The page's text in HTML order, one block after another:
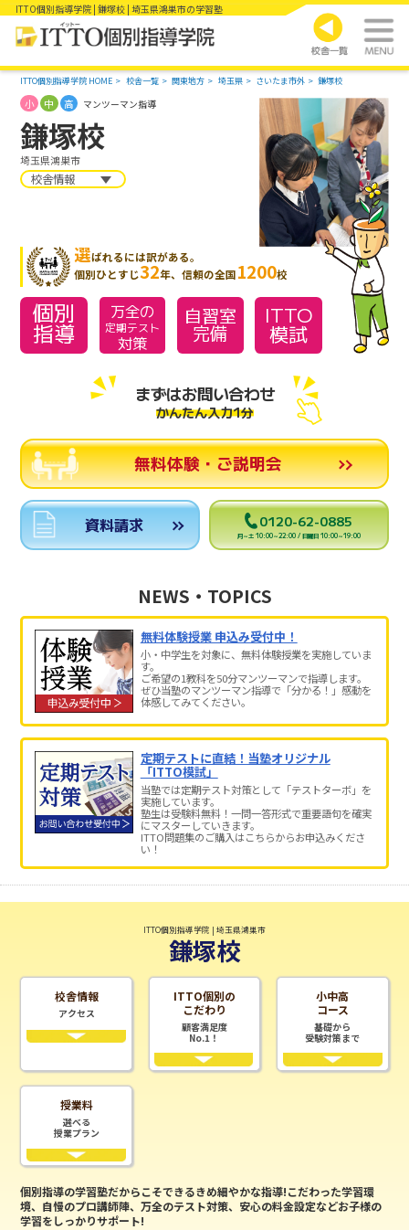
ITTO個別指導学院 | 鎌塚校 | 埼玉県鴻巣市の学習塾
ITTO個別指導学院 HOME 校舎一覧 関東地方 埼玉県 さいたま市外 鎌塚校
鎌塚校
埼玉県鴻巣市
小 中 高 マンツーマン指導
校舎情報
選ばれるには訳がある。
個別ひとすじ32年、信頼の全国1200校
個別
指導
万全の
定期テスト
対策
自習室
完備
ITTO
模試
まずはお問い合わせ
かんたん入力1分
無料体験・ご説明会
資料請求 0120-62-0885
月～土 10:00～22:00 / 日曜日 10:00～19:00
NEWS・TOPICS
無料体験授業 申込み受付中！
小・中学生を対象に、無料体験授業を実施していま
す。
ご希望の1教科を50分マンツーマンで指導します。
ぜひ当塾のマンツーマン指導で「分かる！」感動を
体感してみてください。
定期テストに直結！当塾オリジナル
「ITTO模試」
当塾では定期テスト対策として「テストターボ」を
実施しています。
塾生は受験料無料！一問一答形式で重要語句を確実
にマスターしていきます。
ITTO問題集のご購入はこちらからお申込みくださ
い！
ITTO個別指導学院 | 埼玉県鴻巣市
鎌塚校
校舎情報
アクセス
ITTO個別の
こだわり
顧客満足度
No.1！
小中高
コース
基礎から
受験対策まで
授業料
選べる
授業プラン
個別指導の学習塾だからこそできるきめ細やかな指導!こだわった学習環
境、自慢のプロ講師陣、万全のテスト対策、安心の料金設定などお子様の
学習をしっかりサポート!